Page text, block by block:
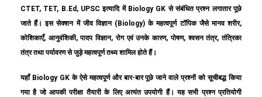
CTET, TET, B.Ed, UPSC इत्यादि में Biology GK से संबंधित प्रश्न लगातार पूछे
जाते हैं। इस सेक्शन में जीव विज्ञान (Biology) के महत्वपूर्ण टॉपिक जैसे मानव शरीर,
कोशिकाएँ, आनुवंशिकी, पादप विज्ञान, रोग एवं उनके कारण, पोषण, श्वसन तंत्र, तंत्रिका
तंत्र तथा पर्यावरण से जुड़े महत्वपूर्ण तथ्य शामिल होते हैं।
यहाँ Biology GK के ऐसे महत्वपूर्ण और बार-बार पूछे जाने वाले प्रश्नों को सूचीबद्ध किया
गया है जो आपकी परीक्षा तैयारी के लिए अत्यंत उपयोगी हैं। यह सभी प्रश्न प्रतियोगी